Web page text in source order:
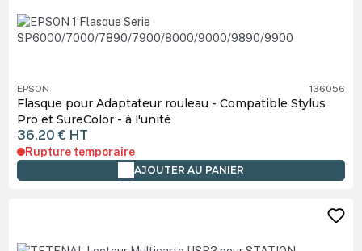
EPSON 136056
Flasque pour Adaptateur rouleau - Compatible Stylus
Pro et SureColor - à l'unité
36,20 € HT
Rupture temporaire
AJOUTER AU PANIER